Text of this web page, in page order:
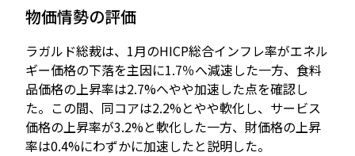
物価情勢の評価
ラガルド総裁は、1月のHICP総合インフレ率がエネル
ギー価格の下落を主因に1.7％へ減速した一方、食料
品価格の上昇率は2.7%へやや加速した点を確認し
た。この間、同コアは2.2%とやや軟化し、サービス
価格の上昇率が3.2%と軟化した一方、財価格の上昇
率は0.4%にわずかに加速したと説明した。